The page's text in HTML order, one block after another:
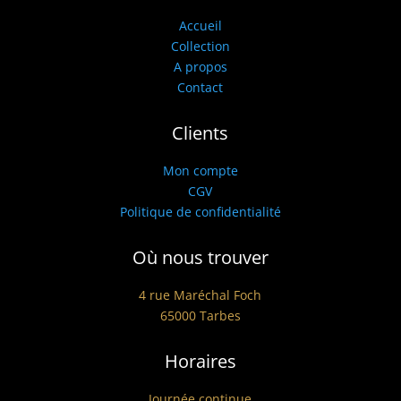
Accueil
Collection
A propos
Contact
Clients
Mon compte
CGV
Politique de confidentialité
Où nous trouver
4 rue Maréchal Foch
65000 Tarbes
Horaires